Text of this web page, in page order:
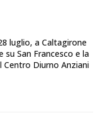
luglio, a Caltagirone
San Francesco e la
Centro Diurno Anziani